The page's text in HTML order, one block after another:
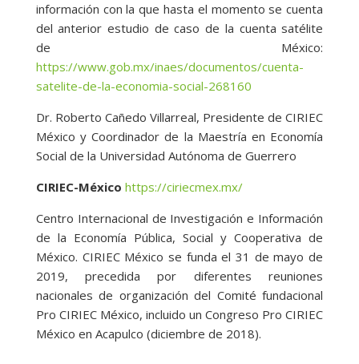
información con la que hasta el momento se cuenta
del anterior estudio de caso de la cuenta satélite
de México:
https://www.gob.mx/inaes/documentos/cuenta-
satelite-de-la-economia-social-268160
Dr. Roberto Cañedo Villarreal, Presidente de CIRIEC
México y Coordinador de la Maestría en Economía
Social de la Universidad Autónoma de Guerrero
CIRIEC-México https://ciriecmex.mx/
Centro Internacional de Investigación e Información
de la Economía Pública, Social y Cooperativa de
México. CIRIEC México se funda el 31 de mayo de
2019, precedida por diferentes reuniones
nacionales de organización del Comité fundacional
Pro CIRIEC México, incluido un Congreso Pro CIRIEC
México en Acapulco (diciembre de 2018).